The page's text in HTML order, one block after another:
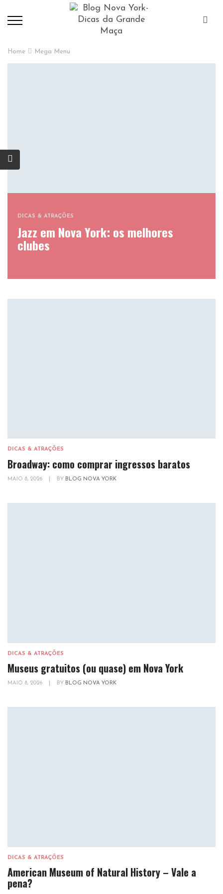
Home Mega Menu
DICAS & ATRAÇÕES
Jazz em Nova York: os melhores
clubes
DICAS & ATRAÇÕES
Broadway: como comprar ingressos baratos
MAIO 8, 2026 BY BLOG NOVA YORK
DICAS & ATRAÇÕES
Museus gratuitos (ou quase) em Nova York
MAIO 8, 2026 BY BLOG NOVA YORK
DICAS & ATRAÇÕES
American Museum of Natural History – Vale a
pena?